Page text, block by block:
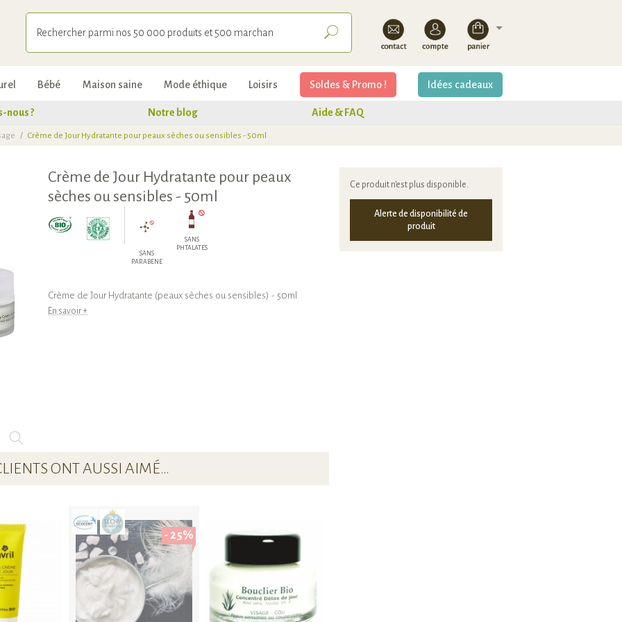
Bébé Maison saine Mode éthique Loisirs Idées cadeaux
Soldes & Promo !
nous ? Notre blog Aide & FAQ
/ Crème de Jour Hydratante pour peaux sèches ou sensibles - 50ml
Crème de Jour Hydratante pour peaux
sèches ou sensibles - 50ml
SANS
PARABENE
SANS
PHTALATES
Crème de Jour Hydratante (peaux sèches ou sensibles) - 50ml
En savoir +
Ce produit n'est plus disponible.
Alerte de disponibilité de
produit
ONT AUSSI AIMÉ…
- 25%